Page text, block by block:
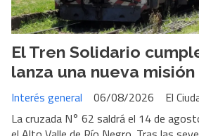
El Tren Solidario
lanza una nueva misión
El
Interés general
06/08/2026
La cruzada N° 62 saldrá el 14 de